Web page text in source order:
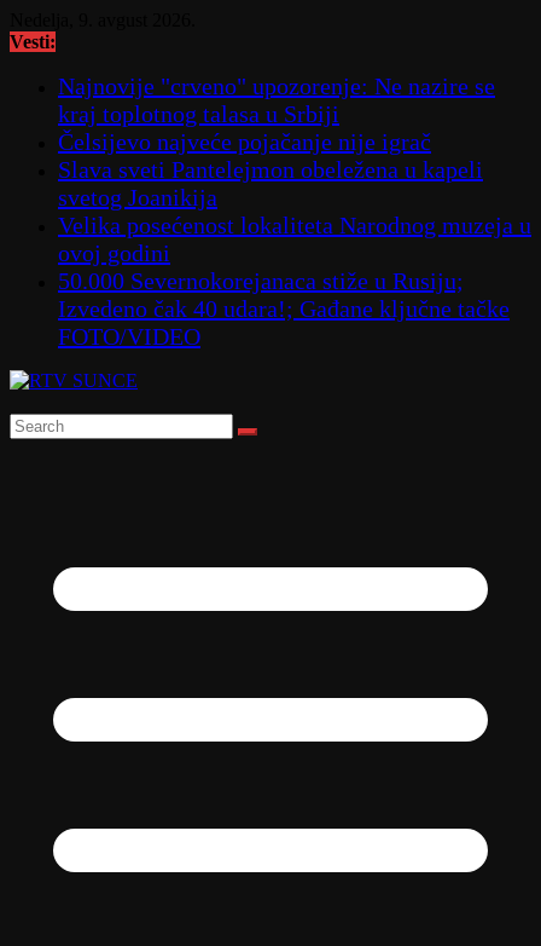
to
Vesti:
Najnovije "crveno" upozorenje: Ne nazire se
kraj toplotnog talasa u Srbiji
Čelsijevo najveće pojačanje nije igrač
Slava sveti Pantelejmon obeležena u kapeli
svetog Joanikija
Velika posećenost lokaliteta Narodnog muzeja u
ovoj godini
50.000 Severnokorejanaca stiže u Rusiju;
Izvedeno čak 40 udara!; Gađane ključne tačke
FOTO/VIDEO